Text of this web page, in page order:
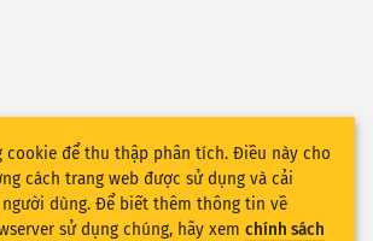
cookie để thu thập phân tích. Điều này cho
cách trang web được sử dụng và cải
dùng. Để biết thêm thông tin về
sử dụng chúng, hãy xem chính sách